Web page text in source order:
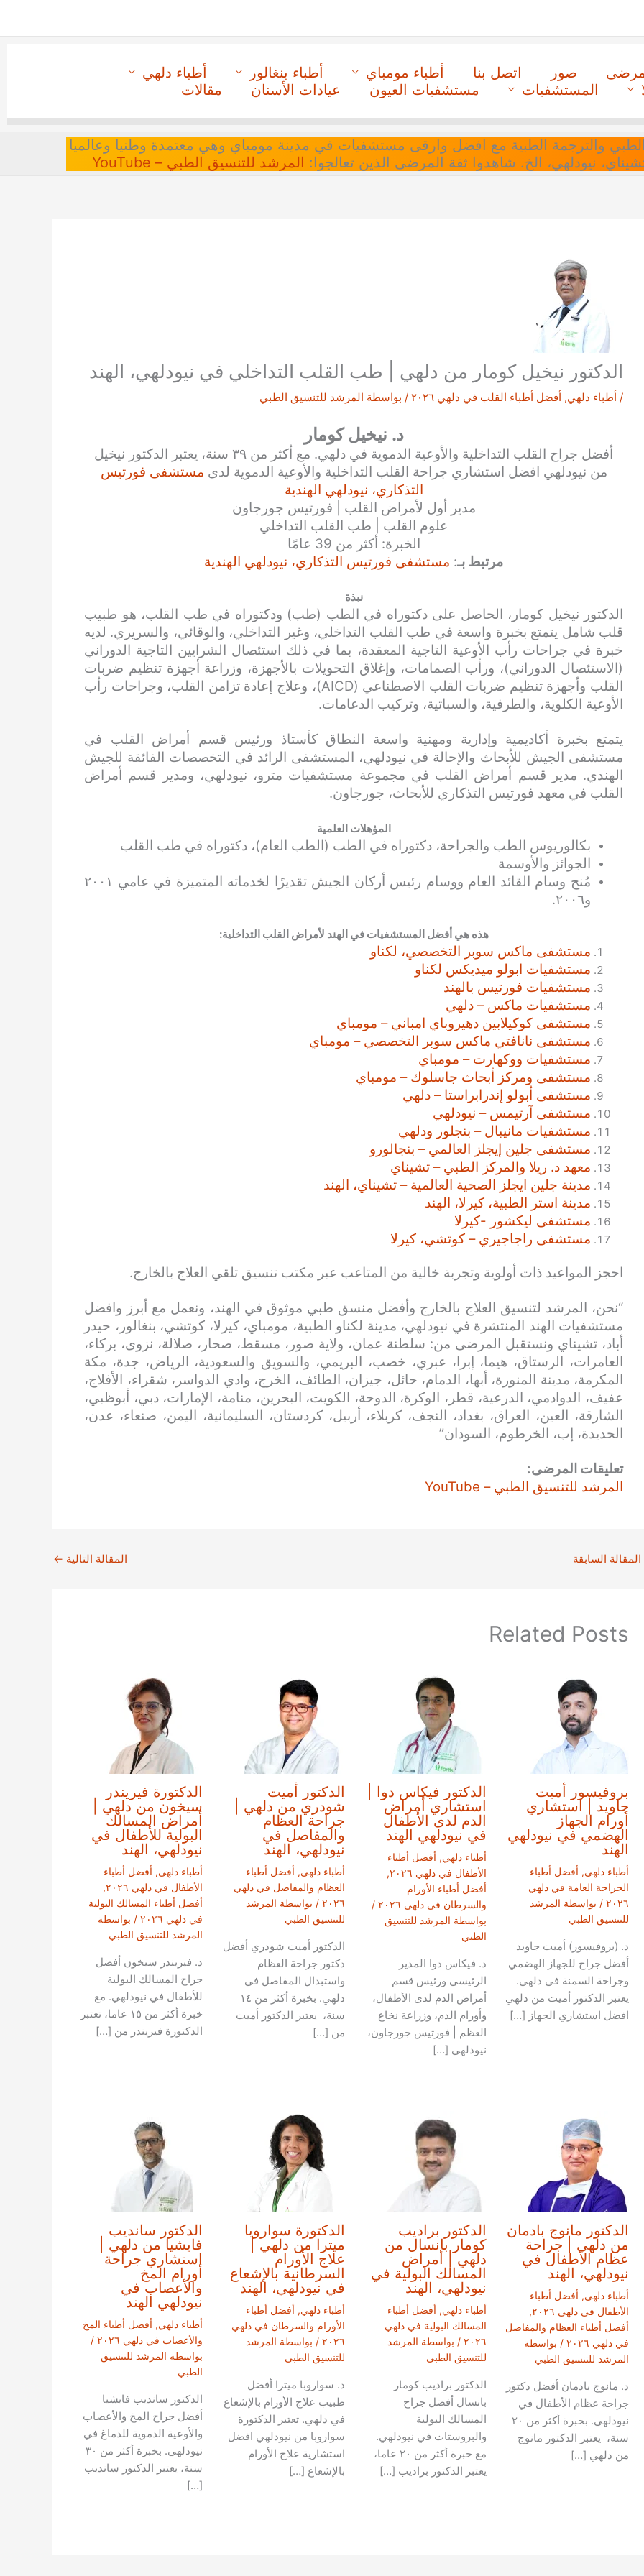
صور اتصل بنا أطباء مومباي أطباء بنغالور
أطباء دلهي
المستشفيات مستشفيات العيون عيادات الأسنان مقالات
الطبي والترجمة الطبية مع افضل وارقى مستشفيات في مدينة مومباي وهي معتمدة وطنيا وعالميا
تشيناي، نيودلهي، الخ. شاهدوا ثقة المرضى الذين تعالجوا: المرشد للتنسيق الطبي – YouTube
الدكتور نيخيل كومار من دلهي | طب القلب التداخلي في نيودلهي، الهند
/ أطباء دلهي, أفضل أطباء القلب في دلهي ٢٠٢٦ / بواسطة المرشد للتنسيق الطبي
د. نيخيل كومار
أفضل جراح القلب التداخلية والأوعية الدموية في دلهي. مع أكثر من ٣٩ سنة، يعتبر الدكتور نيخيل
من نيودلهي افضل استشاري جراحة القلب التداخلية والأوعية الدموية لدى مستشفى فورتيس
التذكاري، نيودلهي الهندية
مدير أول لأمراض القلب | فورتيس جورجاون
علوم القلب | طب القلب التداخلي
الخبرة: أكثر من 39 عامًا
مرتبط بـ: مستشفى فورتيس التذكاري، نيودلهي الهندية
نبذة
الدكتور نيخيل كومار، الحاصل على دكتوراه في الطب (طب) ودكتوراه في طب القلب، هو طبيب
قلب شامل يتمتع بخبرة واسعة في طب القلب التداخلي، وغير التداخلي، والوقائي، والسريري. لديه
خبرة في جراحات رأب الأوعية التاجية المعقدة، بما في ذلك استئصال الشرايين التاجية الدوراني
(الاستئصال الدوراني)، ورأب الصمامات، وإغلاق التحويلات بالأجهزة، وزراعة أجهزة تنظيم ضربات
القلب وأجهزة تنظيم ضربات القلب الاصطناعي (AICD)، وعلاج إعادة تزامن القلب، وجراحات رأب
الأوعية الكلوية، والطرفية، والسباتية، وتركيب الدعامات.
يتمتع بخبرة أكاديمية وإدارية ومهنية واسعة النطاق كأستاذ ورئيس قسم أمراض القلب في
مستشفى الجيش للأبحاث والإحالة في نيودلهي، المستشفى الرائد في التخصصات الفائقة للجيش
الهندي. مدير قسم أمراض القلب في مجموعة مستشفيات مترو، نيودلهي، ومدير قسم أمراض
القلب في معهد فورتيس التذكاري للأبحاث، جورجاون.
المؤهلات العلمية
بكالوريوس الطب والجراحة، دكتوراه في الطب (الطب العام)، دكتوراه في طب القلب
الجوائز والأوسمة
مُنح وسام القائد العام ووسام رئيس أركان الجيش تقديرًا لخدماته المتميزة في عامي ٢٠٠١
و٢٠٠٦.
هذه هي أفضل المستشفيات في الهند لأمراض القلب التداخلية:
مستشفى ماكس سوبر التخصصي، لكناو
مستشفيات ابولو ميديكس لكناو
مستشفيات فورتيس بالهند
مستشفيات ماكس – دلهي
مستشفى كوكيلابين دهيروباي امباني – مومباي
مستشفى نانافتي ماكس سوبر التخصصي – مومباي
مستشفيات ووكهارت – مومباي
مستشفى ومركز أبحاث جاسلوك – مومباي
مستشفى أبولو إندرابراستا – دلهي
مستشفى آرتيمس – نيودلهي
مستشفيات مانيبال – بنجلور ودلهي
مستشفى جلين إيجلز العالمي – بنجالورو
معهد د. ريلا والمركز الطبي – تشيناي
مدينة جلين ايجلز الصحية العالمية – تشيناي، الهند
مدينة استر الطبية، كيرلا، الهند
مستشفى ليكشور -كيرلا
مستشفى راجاجيري – كوتشي، كيرلا
احجز المواعيد ذات أولوية وتجربة خالية من المتاعب عبر مكتب تنسيق تلقي العلاج بالخارج.
“نحن، المرشد لتنسيق العلاج بالخارج وأفضل منسق طبي موثوق في الهند، ونعمل مع أبرز وافضل
مستشفيات الهند المنتشرة في نيودلهي، مدينة لكناو الطبية، مومباي، كيرلا، كوتشي، بنغالور، حيدر
أباد، تشيناي ونستقبل المرضى من: سلطنة عمان، ولاية صور، مسقط، صحار، صلالة، نزوى، بركاء،
العامرات، الرستاق، هيما، إبرا، عبري، خصب، البريمي، والسويق والسعودية، الرياض، جدة، مكة
المكرمة، مدينة المنورة، أبها، الدمام، حائل، جيزان، الطائف، الخرج، وادي الدواسر، شقراء، الأفلاج،
عفيف، الدوادمي، الدرعية، قطر، الوكرة، الدوحة، الكويت، البحرين، منامة، الإمارات، دبي، أبوظبي،
الشارقة، العين، العراق، بغداد، النجف، كربلاء، أربيل، كردستان، السليمانية، اليمن، صنعاء، عدن،
الحديدة، إب، الخرطوم، السودان”
تعليقات المرضى:
المرشد للتنسيق الطبي – YouTube
المقالة السابقة المقالة التالية ←
Related Posts
بروفيسور أميت
جاويد | استشاري
أورام الجهاز
الهضمي في نيودلهي
الهند
أطباء دلهي, أفضل أطباء
الجراحة العامة في دلهي
٢٠٢٦ / بواسطة المرشد
للتنسيق الطبي
د. (بروفيسور) أميت جاويد
أفضل جراح للجهاز الهضمي
وجراحة السمنة في دلهي.
يعتبر الدكتور أميت من دلهي
افضل استشاري الجهاز […]
الدكتور فيكاس دوا |
استشاري أمراض
الدم لدى الأطفال
في نيودلهي الهند
أطباء دلهي, أفضل أطباء
الأطفال في دلهي ٢٠٢٦
,
أفضل أطباء الأورام
والسرطان في دلهي ٢٠٢٦
/
بواسطة المرشد للتنسيق
الطبي
د. فيكاس دوا المدير
الرئيسي ورئيس قسم
أمراض الدم لدى الأطفال،
وأورام الدم، وزراعة نخاع
العظم | فورتيس جورجاون،
نيودلهي […]
الدكتور أميت
شودري من دلهي |
جراحة العظام
والمفاصل في
نيودلهي، الهند
أطباء دلهي, أفضل أطباء
العظام والمفاصل في دلهي
٢٠٢٦ / بواسطة المرشد
للتنسيق الطبي
الدكتور أميت شودري أفضل
دكتور جراحة العظام
واستبدال المفاصل في
دلهي. بخبرة أكثر من ١٤
سنة، يعتبر الدكتور أميت
من […]
الدكتورة فيريندر
سيخون من دلهي |
أمراض المسالك
البولية للأطفال في
نيودلهي، الهند
أطباء دلهي, أفضل أطباء
الأطفال في دلهي ٢٠٢٦
,
أفضل أطباء المسالك البولية
في دلهي ٢٠٢٦
/ بواسطة
المرشد للتنسيق الطبي
د. فيريندر سيخون أفضل
جراح المسالك البولية
للأطفال في نيودلهي. مع
خبرة أكثر من ١٥ عاما، تعتبر
الدكتورة فيريندر من […]
الدكتور مانوج بادمان
من دلهي | جراحة
عظام الأطفال في
نيودلهي، الهند
أطباء دلهي, أفضل أطباء
الأطفال في دلهي ٢٠٢٦
,
أفضل أطباء العظام والمفاصل
في دلهي ٢٠٢٦
/ بواسطة
المرشد للتنسيق الطبي
د. مانوج بادمان أفضل دكتور
جراحة عظام الأطفال في
نيودلهي. بخبرة أكثر من ٢٠
سنة، يعتبر الدكتور مانوج
من دلهي […]
الدكتور براديب
كومار بانسال من
دلهي | أمراض
المسالك البولية في
نيودلهي، الهند
أطباء دلهي, أفضل أطباء
المسالك البولية في دلهي
٢٠٢٦ / بواسطة المرشد
للتنسيق الطبي
الدكتور براديب كومار
بانسال أفضل جراح
المسالك البولية
والبروستات في نيودلهي.
مع خبرة أكثر من ٢٠ عاما،
يعتبر الدكتور براديب […]
الدكتورة سواروبا
ميترا من دلهي |
علاج الأورام
السرطانية بالإشعاع
في نيودلهي، الهند
أطباء دلهي, أفضل أطباء
الأورام والسرطان في دلهي
٢٠٢٦ / بواسطة المرشد
للتنسيق الطبي
د. سواروبا ميترا أفضل
طبيب علاج الأورام بالإشعاع
في دلهي. تعتبر الدكتورة
سواروبا من نيودلهي افضل
استشارية علاج الأورام
بالإشعاع […]
الدكتور سانديب
فايشيا من دلهي |
استشاري جراحة
أورام المخ
والأعصاب في
نيودلهي الهند
أطباء دلهي, أفضل أطباء المخ
والأعصاب في دلهي ٢٠٢٦
/
بواسطة المرشد للتنسيق
الطبي
الدكتور سانديب فايشيا
أفضل جراح المخ والأعصاب
والأوعية الدموية للدماغ في
نيودلهي. بخبرة أكثر من ٣٠
سنة، يعتبر الدكتور سانديب
[…]